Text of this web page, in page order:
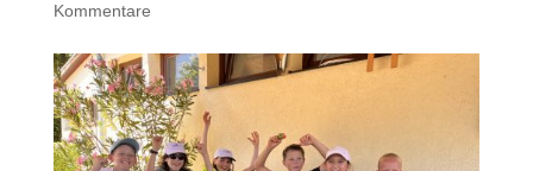
Kommentare